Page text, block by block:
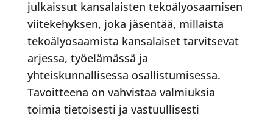
julkaissut kansalaisten tekoälyosaamisen
viitekehyksen, joka jäsentää, millaista
tekoälyosaamista kansalaiset tarvitsevat
arjessa, työelämässä ja
yhteiskunnallisessa osallistumisessa.
Tavoitteena on vahvistaa valmiuksia
toimia tietoisesti ja vastuullisesti